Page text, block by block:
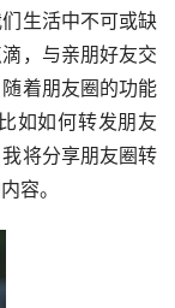
生活中不可或缺
，与亲朋好友交
着朋友圈的功能
如如何转发朋友
将分享朋友圈转
容。